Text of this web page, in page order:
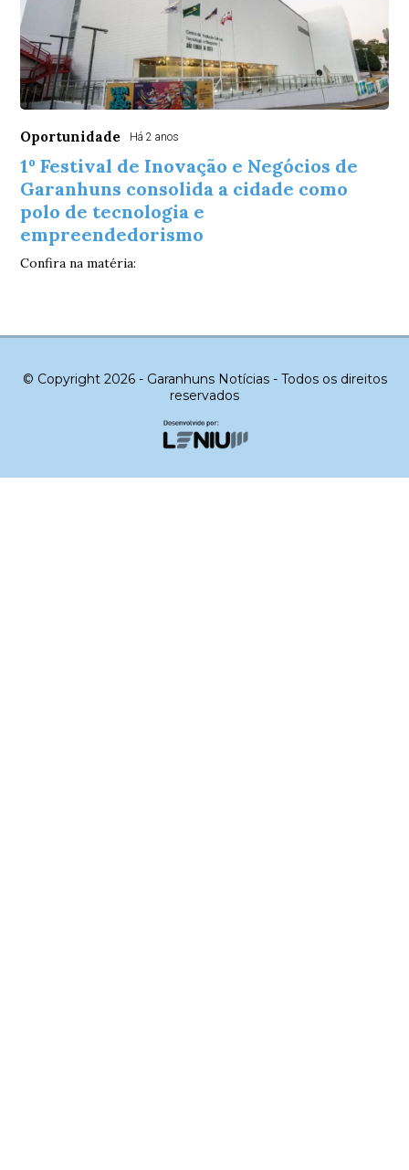
Oportunidade Há 2 anos
1º Festival de Inovação e Negócios de
Garanhuns consolida a cidade como
polo de tecnologia e
empreendedorismo
Confira na matéria:
© Copyright 2026 - Garanhuns Notícias - Todos os direitos
reservados